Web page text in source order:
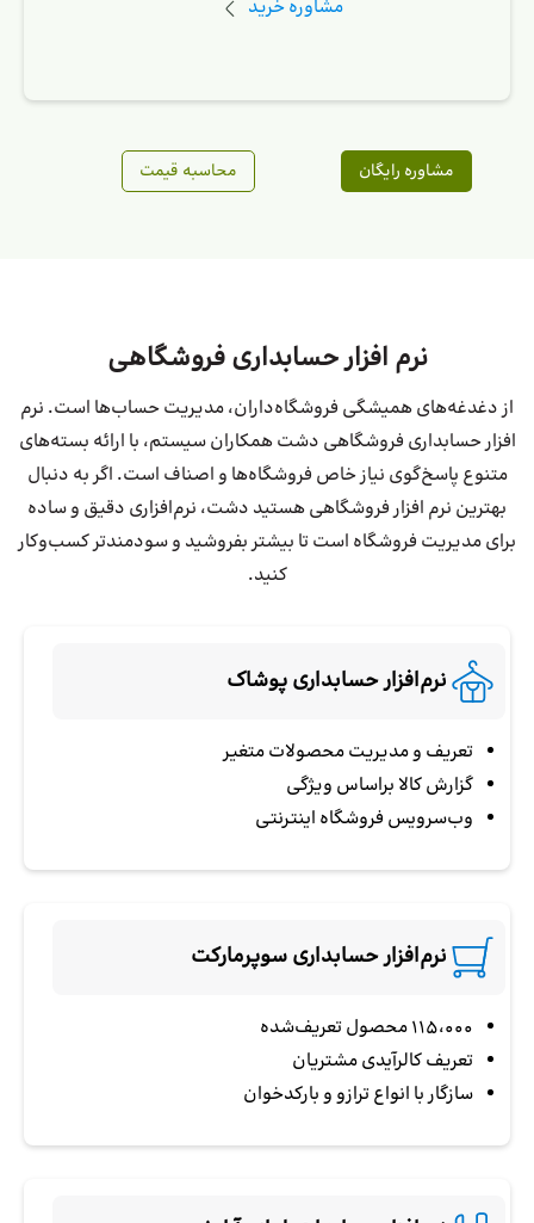
مشاوره خرید
مشاوره رایگان محاسبه قیمت
نرم افزار حسابداری فروشگاهی
از دغدغه‌های همیشگی فروشگاه‌داران، مدیریت حساب‌ها است. نرم
افزار حسابداری فروشگاهی دشت همکاران سیستم، با ارائه بسته‌های
متنوع پاسخ‌گوی نیاز خاص فروشگاه‌ها و اصناف است. اگر به دنبال
بهترین نرم افزار فروشگاهی هستید دشت، نرم‌افزاری دقیق و ساده
برای مدیریت فروشگاه است تا بیشتر بفروشید و سودمندتر کسب‌وکار
کنید.
نرم‌افزار حسابداری پوشاک
تعریف و مدیریت محصولات متغیر
گزارش کالا براساس ویژگی
وب‌سرویس فروشگاه اینترنتی
نرم‌افزار حسابداری سوپرمارکت
115،000 محصول تعریف‌شده
تعریف کالرآیدی مشتریان
سازگار با انواع ترازو و بارکدخوان